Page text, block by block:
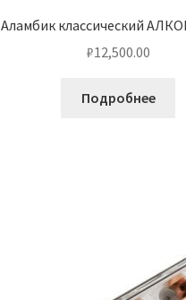
Аламбик классический
₽12,500.00
Подробнее